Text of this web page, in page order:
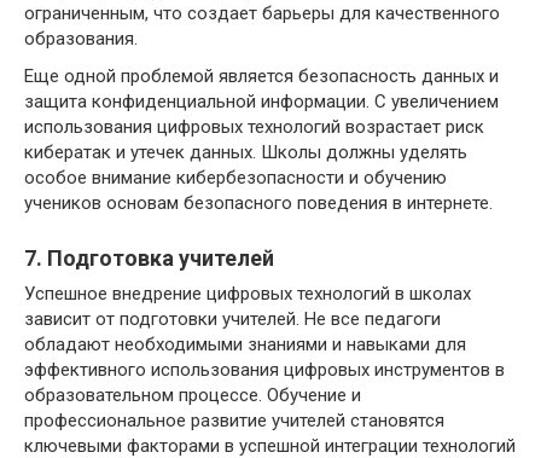
ограниченным, что создает барьеры для качественного
образования.
Еще одной проблемой является безопасность данных и
защита конфиденциальной информации. С увеличением
использования цифровых технологий возрастает риск
кибератак и утечек данных. Школы должны уделять
особое внимание кибербезопасности и обучению
учеников основам безопасного поведения в интернете.
7. Подготовка учителей
Успешное внедрение цифровых технологий в школах
зависит от подготовки учителей. Не все педагоги
обладают необходимыми знаниями и навыками для
эффективного использования цифровых инструментов в
образовательном процессе. Обучение и
профессиональное развитие учителей становятся
ключевыми факторами в успешной интеграции технологий